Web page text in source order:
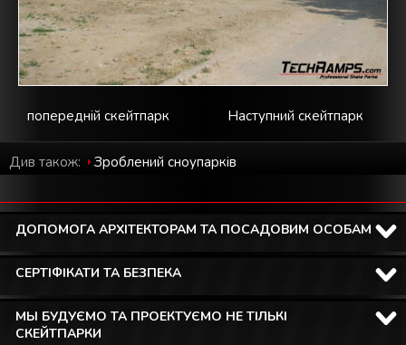
Наступний скейтпарк
попередній скейтпарк
Див також: Зроблений cноупарків
ДОПОМОГА АРХІТЕКТОРАМ ТА ПОСАДОВИМ ОСОБАМ
СЕРТІФІКАТИ ТА БЕЗПЕКА
МЫ БУДУЄМО ТА ПРОЕКТУЄМО НЕ ТІЛЬКІ
СКЕЙТПАРКИ